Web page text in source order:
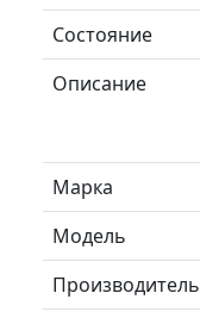
Состояние
Описание
Марка
Модель
Производитель